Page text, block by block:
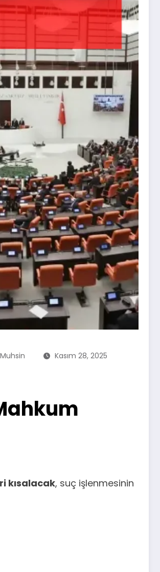
Muhsin Kasım 28, 2025
kısalacak, suç işlenmesinin